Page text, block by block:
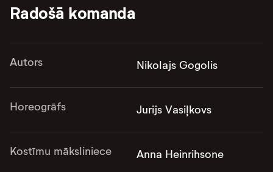
Radošā komanda
Autors Nikolajs Gogolis
Horeogrāfs Jurijs Vasiļkovs
Kostīmu māksliniece Anna Heinrihsone